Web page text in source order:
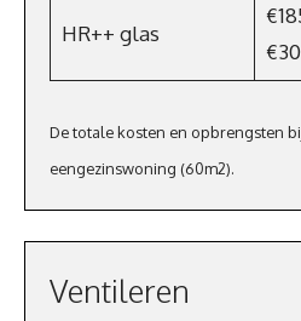
HR++ glas
De totale kosten en opbrengsten
eengezinswoning (60m2).
Ventileren